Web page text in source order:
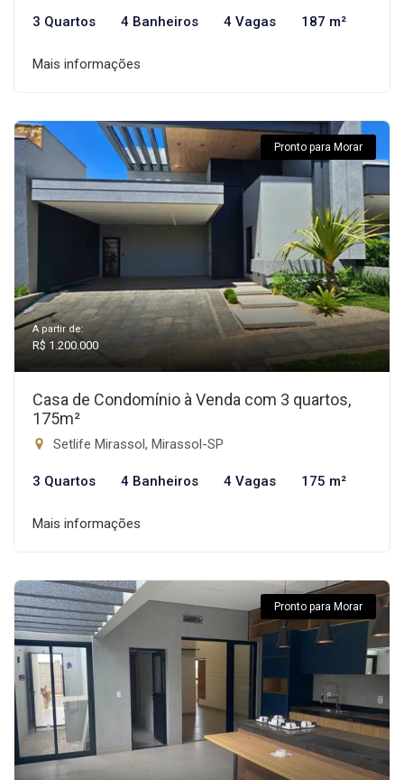
3 Quartos 4 Banheiros 4 Vagas 187 m²
Mais informações
Pronto para Morar
A partir de:
R$ 1.200.000
Casa de Condomínio à Venda com 3 quartos,
175m²
Setlife Mirassol, Mirassol-SP
3 Quartos 4 Banheiros 4 Vagas 175 m²
Mais informações
Pronto para Morar